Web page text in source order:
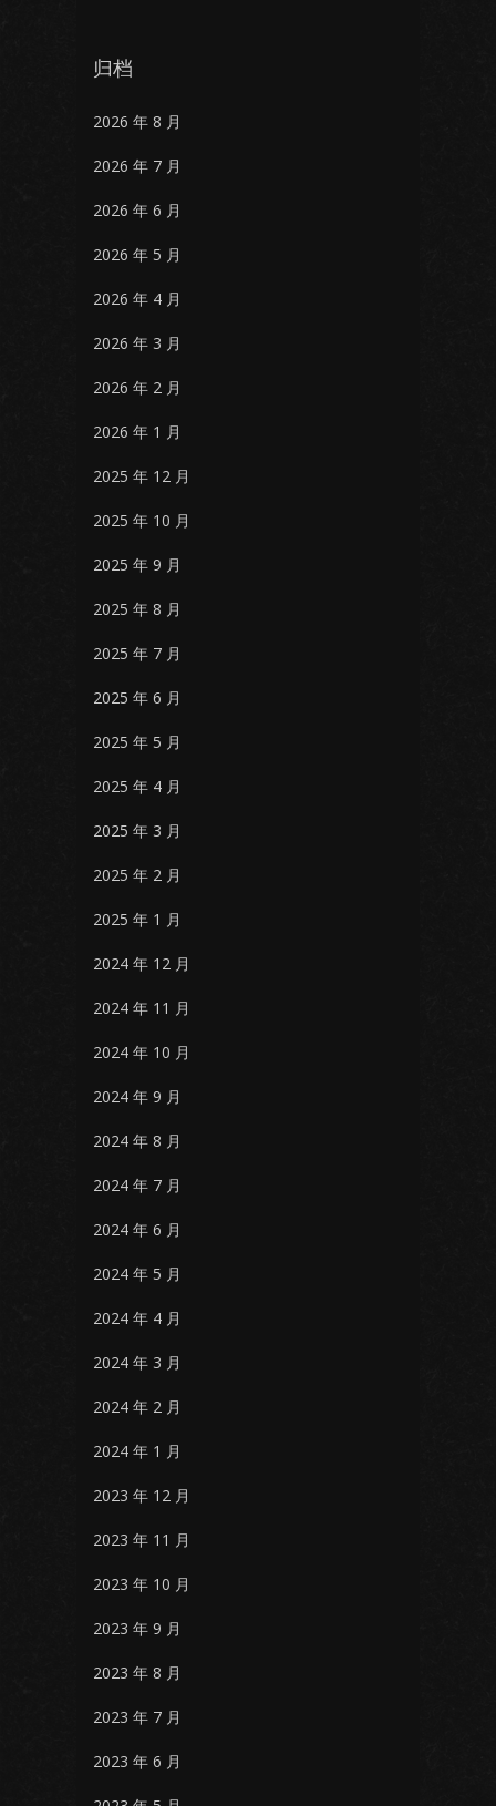
归档
2026 年 8 月
2026 年 7 月
2026 年 6 月
2026 年 5 月
2026 年 4 月
2026 年 3 月
2026 年 2 月
2026 年 1 月
2025 年 12 月
2025 年 10 月
2025 年 9 月
2025 年 8 月
2025 年 7 月
2025 年 6 月
2025 年 5 月
2025 年 4 月
2025 年 3 月
2025 年 2 月
2025 年 1 月
2024 年 12 月
2024 年 11 月
2024 年 10 月
2024 年 9 月
2024 年 8 月
2024 年 7 月
2024 年 6 月
2024 年 5 月
2024 年 4 月
2024 年 3 月
2024 年 2 月
2024 年 1 月
2023 年 12 月
2023 年 11 月
2023 年 10 月
2023 年 9 月
2023 年 8 月
2023 年 7 月
2023 年 6 月